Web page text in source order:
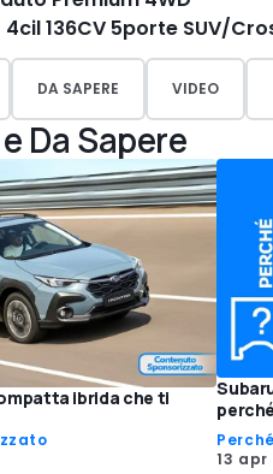
136CV 5porte SUV/
DA SAPERE VIDEO
Da Sapere
ibrida che ti
13 apr